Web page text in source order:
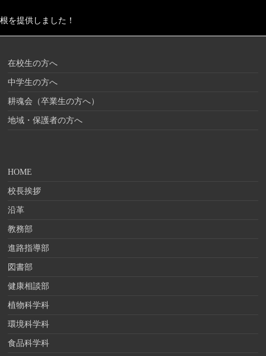
根を提供しました！
在校生の方へ
中学生の方へ
耕魂会（卒業生の方へ）
地域・保護者の方へ
HOME
校長挨拶
沿革
教務部
進路指導部
図書部
健康相談部
植物科学科
環境科学科
食品科学科